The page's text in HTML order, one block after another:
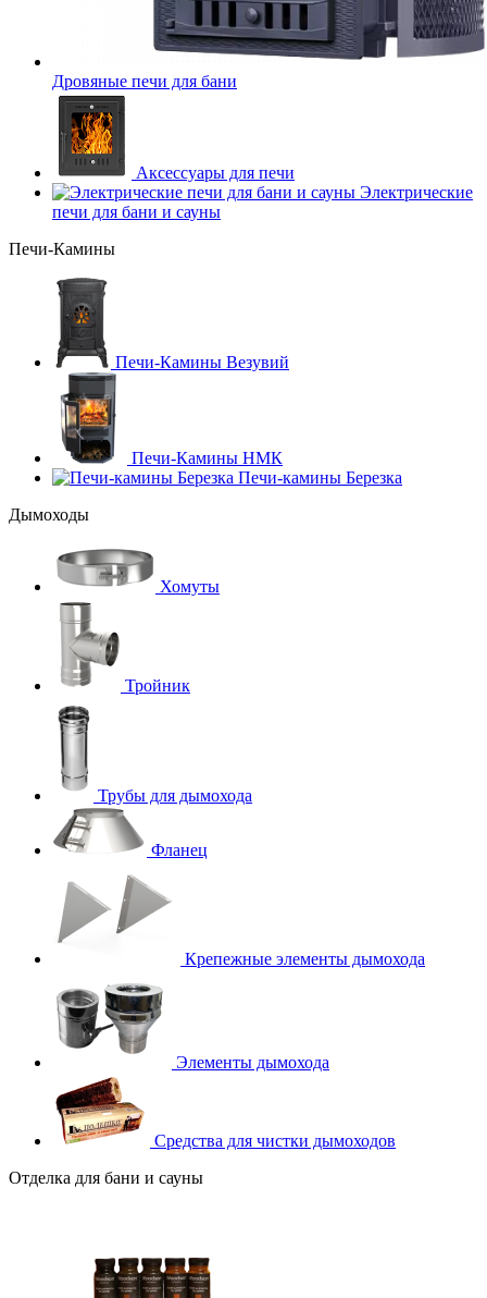
Дровяные печи для бани
Аксессуары для печи
Электрические
печи для бани и сауны
Печи-Камины
Печи-Камины Везувий
Печи-Камины НМК
Печи-камины Березка
Дымоходы
Хомуты
Тройник
Трубы для дымохода
Фланец
Крепежные элементы дымохода
Элементы дымохода
Средства для чистки дымоходов
Отделка для бани и сауны